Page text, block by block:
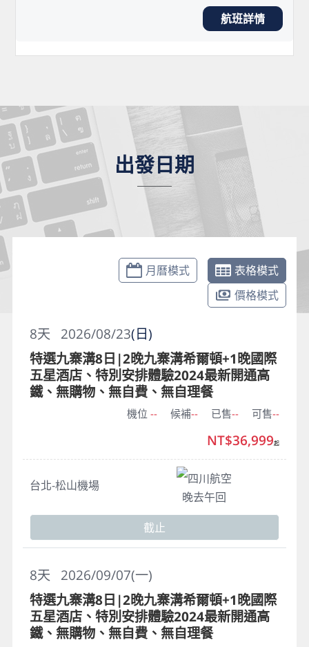
航班詳情
出發日期
月曆模式
表格模式
價格模式
2026/08/23(日)
8天
特選九寨溝8日|2晚九寨溝希爾頓+1晚國際
五星酒店、特別安排體驗2024最新開通高
鐵、無購物、無自費、無自理餐
機位 -- 候補-- 已售-- 可售--
台北-松山機場
四川航空
晚去午回
NT$36,999起
截止
2026/09/07(一)
8天
特選九寨溝8日|2晚九寨溝希爾頓+1晚國際
五星酒店、特別安排體驗2024最新開通高
鐵、無購物、無自費、無自理餐